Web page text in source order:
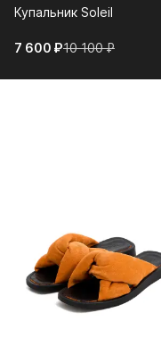
Купальник Soleil
7 600⁠ ⁠₽10 100⁠ ⁠₽